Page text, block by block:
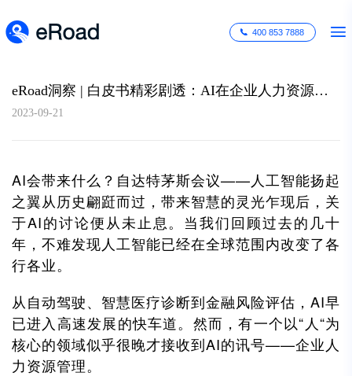
400 853 7888
eRoad洞察 | 白皮书精彩剧透：AI在企业人力资源管理中的应用
2023-09-21
AI会带来什么？自达特茅斯会议——人工智能扬起
之翼从历史翩跹而过，带来智慧的灵光乍现后，关
于AI的讨论便从未止息。当我们回顾过去的几十
年，不难发现人工智能已经在全球范围内改变了各
行各业。
从自动驾驶、智慧医疗诊断到金融风险评估，AI早
已进入高速发展的快车道。然而，有一个以“人“为
核心的领域似乎很晚才接收到AI的讯号——企业人
力资源管理。